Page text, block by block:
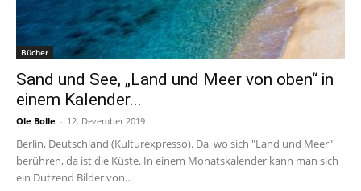
Bücher
Sand und See, „Land und Meer von oben“ in
einem Kalender...
Ole Bolle - 12. Dezember 2019
Berlin, Deutschland (Kulturexpresso). Da, wo sich "Land und Meer"
berühren, da ist die Küste. In einem Monatskalender kann man sich
ein Dutzend Bilder von...